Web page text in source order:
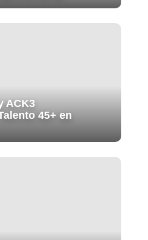
ACK3
45+ en